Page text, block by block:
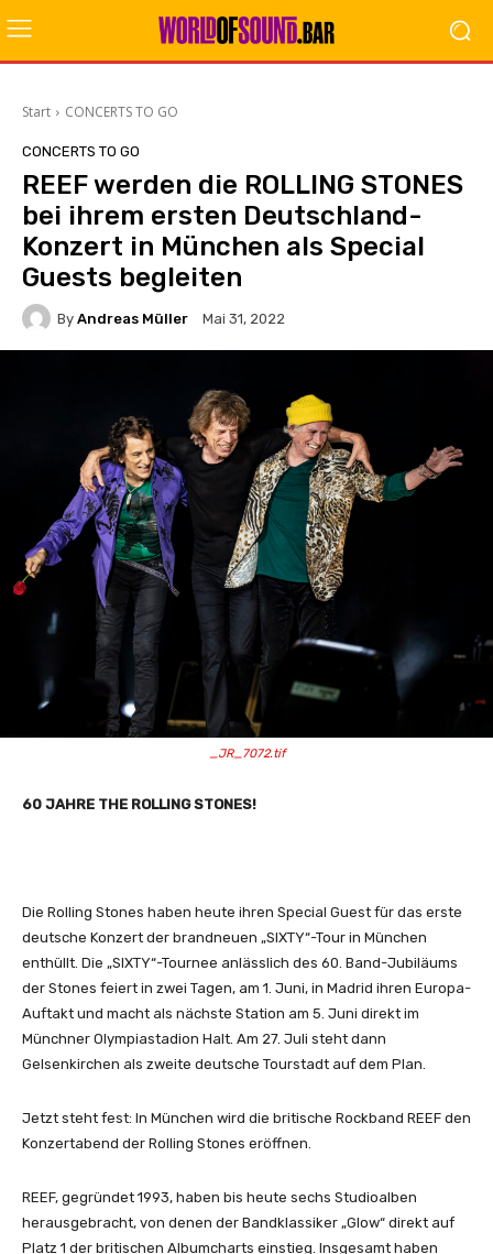
Start CONCERTS TO GO
CONCERTS TO GO
REEF werden die ROLLING STONES
bei ihrem ersten Deutschland-
Konzert in München als Special
Guests begleiten
By Andreas Müller Mai 31, 2022
_JR_7072.tif
60 JAHRE THE ROLLING STONES!
Die Rolling Stones haben heute ihren Special Guest für das erste
deutsche Konzert der brandneuen „SIXTY“-Tour in München
enthüllt. Die „SIXTY“-Tournee anlässlich des 60. Band-Jubiläums
der Stones feiert in zwei Tagen, am 1. Juni, in Madrid ihren Europa-
Auftakt und macht als nächste Station am 5. Juni direkt im
Münchner Olympiastadion Halt. Am 27. Juli steht dann
Gelsenkirchen als zweite deutsche Tourstadt auf dem Plan.
Jetzt steht fest: In München wird die britische Rockband REEF den
Konzertabend der Rolling Stones eröffnen.
REEF, gegründet 1993, haben bis heute sechs Studioalben
herausgebracht, von denen der Bandklassiker „Glow“ direkt auf
Platz 1 der britischen Albumcharts einstieg. Insgesamt haben